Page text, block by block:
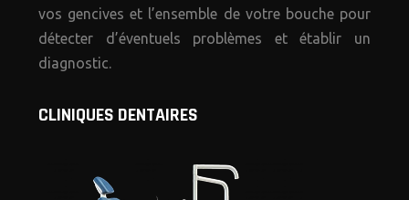
vos gencives et l’ensemble de votre bouche pour
détecter d’éventuels problèmes et établir un
diagnostic.
CLINIQUES DENTAIRES